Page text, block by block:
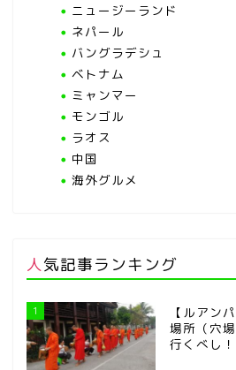
ニュージーランド
ネパール
バングラデシュ
ベトナム
ミャンマー
モンゴル
ラオス
中国
海外グルメ
人気記事ランキング
1
【ルアン
場所（穴
行くべし！